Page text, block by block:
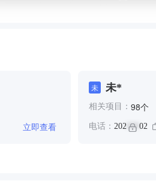
立即查看
未 未*
相关项目： 98个
电话： 202*** 02